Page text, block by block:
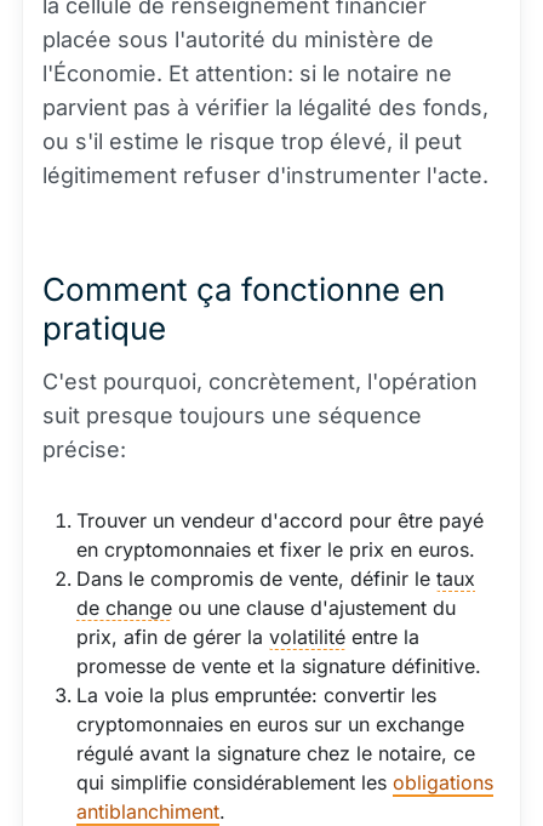
la cellule de renseignement financier
placée sous l'autorité du ministère de
l'Économie. Et attention: si le notaire ne
parvient pas à vérifier la légalité des fonds,
ou s'il estime le risque trop élevé, il peut
légitimement refuser d'instrumenter l'acte.
Comment ça fonctionne en
pratique
C'est pourquoi, concrètement, l'opération
suit presque toujours une séquence
précise:
Trouver un vendeur d'accord pour être payé
en cryptomonnaies et fixer le prix en euros.
Dans le compromis de vente, définir le taux
de change ou une clause d'ajustement du
prix, afin de gérer la volatilité entre la
promesse de vente et la signature définitive.
La voie la plus empruntée: convertir les
cryptomonnaies en euros sur un exchange
régulé avant la signature chez le notaire, ce
qui simplifie considérablement les obligations
antiblanchiment.